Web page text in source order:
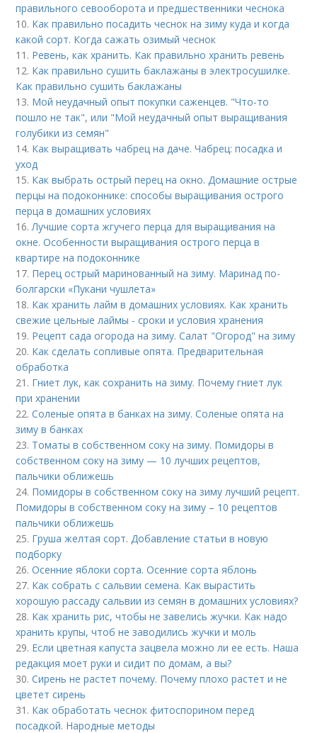
правильного севооборота и предшественники чеснока
10. Как правильно посадить чеснок на зиму куда и когда
какой сорт. Когда сажать озимый чеснок
11. Ревень, как хранить. Как правильно хранить ревень
12. Как правильно сушить баклажаны в электросушилке.
Как правильно сушить баклажаны
13. Мой неудачный опыт покупки саженцев. "Что-то
пошло не так", или "Мой неудачный опыт выращивания
голубики из семян"
14. Как выращивать чабрец на даче. Чабрец: посадка и
уход
15. Как выбрать острый перец на окно. Домашние острые
перцы на подоконнике: способы выращивания острого
перца в домашних условиях
16.Лучшие сорта жгучего перца для выращивания на
окне. Особенности выращивания острого перца в
квартире на подоконнике
17. Перец острый маринованный на зиму. Маринад по-
болгарски «Пукани чушлета»
18. Как хранить лайм в домашних условиях. Как хранить
свежие цельные лаймы - сроки и условия хранения
19. Рецепт сада огорода на зиму. Салат "Огород" на зиму
20. Как сделать сопливые опята. Предварительная
обработка
21. Гниет лук, как сохранить на зиму. Почему гниет лук
при хранении
22.Соленые опята в банках на зиму. Соленые опята на
зиму в банках
23. Томаты в собственном соку на зиму. Помидоры в
собственном соку на зиму — 10 лучших рецептов,
пальчики оближешь
24. Помидоры в собственном соку на зиму лучший рецепт.
Помидоры в собственном соку на зиму – 10 рецептов
пальчики оближешь
25. Груша желтая сорт. Добавление статьи в новую
подборку
26.Осенние яблоки сорта. Осенние сорта яблонь
27. Как собрать с сальвии семена. Как вырастить
хорошую рассаду сальвии из семян в домашних условиях?
28. Как хранить рис, чтобы не завелись жучки. Как надо
хранить крупы, чтоб не заводились жучки и моль
29. Если цветная капуста зацвела можно ли ее есть. Наша
редакция моет руки и сидит по домам, а вы?
30.Сирень не растет почему. Почему плохо растет и не
цветет сирень
31. Как обработать чеснок фитоспорином перед
посадкой. Народные методы